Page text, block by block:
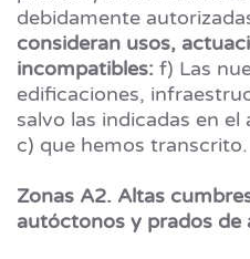
debidamente
consideran usos,
incompatibles: f) Las
edificaciones,
salvo las indicadas en
c) que hemos transcrito.
Zonas A2. Altas
autóctonos y prados de